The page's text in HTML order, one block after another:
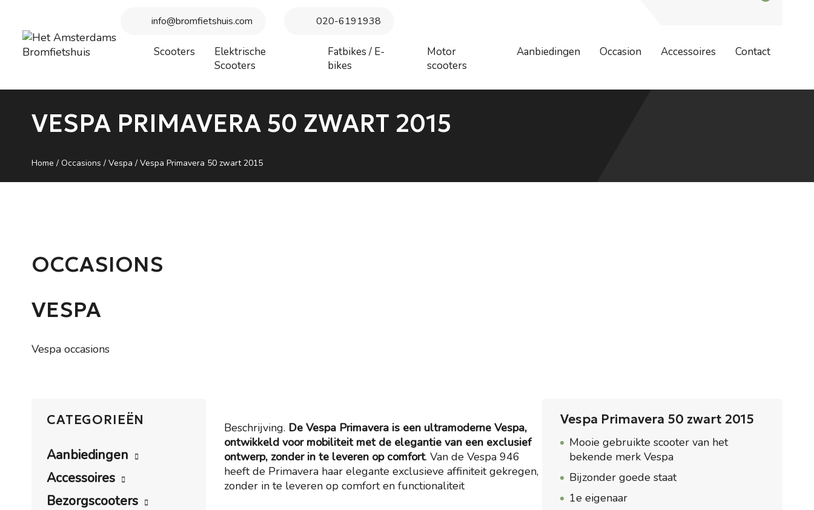
info@bromfietshuis.com 020-6191938
Scooters
Elektrische
Scooters
Fatbikes / E-
bikes
Motor
scooters
Aanbiedingen Occasion Accessoires Contact
VESPA PRIMAVERA 50 ZWART 2015
Home / Occasions / Vespa / Vespa Primavera 50 zwart 2015
OCCASIONS
VESPA
Vespa occasions
CATEGORIEËN
Aanbiedingen
Accessoires
Bezorgscooters
Vespa Primavera 50 zwart 2015
Mooie gebruikte scooter van het
bekende merk Vespa
Bijzonder goede staat
1e eigenaar
Beschrijving. De Vespa Primavera is een ultramoderne Vespa,
ontwikkeld voor mobiliteit met de elegantie van een exclusief
ontwerp, zonder in te leveren op comfort. Van de Vespa 946
heeft de Primavera haar elegante exclusieve affiniteit gekregen,
zonder in te leveren op comfort en functionaliteit